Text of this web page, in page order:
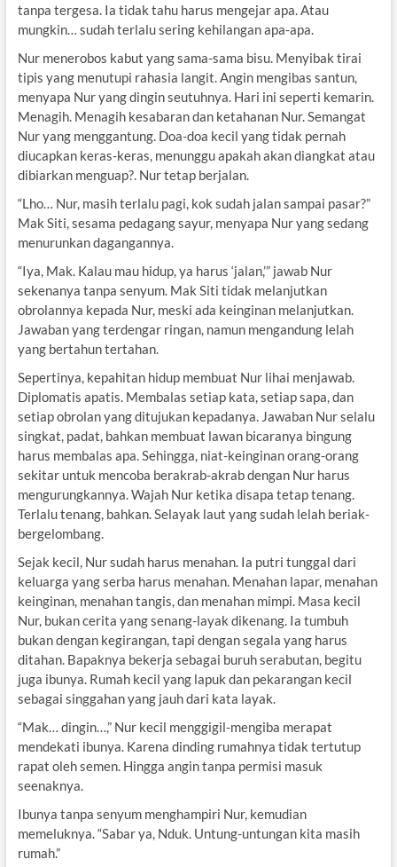
tanpa tergesa. Ia tidak tahu harus mengejar apa. Atau
mungkin… sudah terlalu sering kehilangan apa-apa.
Nur menerobos kabut yang sama-sama bisu. Menyibak tirai
tipis yang menutupi rahasia langit. Angin mengibas santun,
menyapa Nur yang dingin seutuhnya. Hari ini seperti kemarin.
Menagih. Menagih kesabaran dan ketahanan Nur. Semangat
Nur yang menggantung. Doa-doa kecil yang tidak pernah
diucapkan keras-keras, menunggu apakah akan diangkat atau
dibiarkan menguap?. Nur tetap berjalan.
“Lho… Nur, masih terlalu pagi, kok sudah jalan sampai pasar?”
Mak Siti, sesama pedagang sayur, menyapa Nur yang sedang
menurunkan dagangannya.
“Iya, Mak. Kalau mau hidup, ya harus ‘jalan,’” jawab Nur
sekenanya tanpa senyum. Mak Siti tidak melanjutkan
obrolannya kepada Nur, meski ada keinginan melanjutkan.
Jawaban yang terdengar ringan, namun mengandung lelah
yang bertahun tertahan.
Sepertinya, kepahitan hidup membuat Nur lihai menjawab.
Diplomatis apatis. Membalas setiap kata, setiap sapa, dan
setiap obrolan yang ditujukan kepadanya. Jawaban Nur selalu
singkat, padat, bahkan membuat lawan bicaranya bingung
harus membalas apa. Sehingga, niat-keinginan orang-orang
sekitar untuk mencoba berakrab-akrab dengan Nur harus
mengurungkannya. Wajah Nur ketika disapa tetap tenang.
Terlalu tenang, bahkan. Selayak laut yang sudah lelah beriak-
bergelombang.
Sejak kecil, Nur sudah harus menahan. Ia putri tunggal dari
keluarga yang serba harus menahan. Menahan lapar, menahan
keinginan, menahan tangis, dan menahan mimpi. Masa kecil
Nur, bukan cerita yang senang-layak dikenang. Ia tumbuh
bukan dengan kegirangan, tapi dengan segala yang harus
ditahan. Bapaknya bekerja sebagai buruh serabutan, begitu
juga ibunya. Rumah kecil yang lapuk dan pekarangan kecil
sebagai singgahan yang jauh dari kata layak.
“Mak… dingin…,” Nur kecil menggigil-mengiba merapat
mendekati ibunya. Karena dinding rumahnya tidak tertutup
rapat oleh semen. Hingga angin tanpa permisi masuk
seenaknya.
Ibunya tanpa senyum menghampiri Nur, kemudian
memeluknya. “Sabar ya, Nduk. Untung-untungan kita masih
rumah.”